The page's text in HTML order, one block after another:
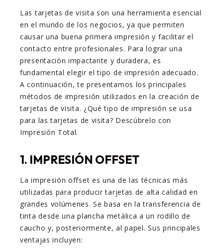
Las tarjetas de visita son una herramienta esencial
en el mundo de los negocios, ya que permiten
causar una buena primera impresión y facilitar el
contacto entre profesionales. Para lograr una
presentación impactante y duradera, es
fundamental elegir el tipo de impresión adecuado.
A continuación, te presentamos los principales
métodos de impresión utilizados en la creación de
tarjetas de visita. ¿Qué tipo de impresión se usa
para las tarjetas de visita? Descúbrelo con
Impresión Total.
1. IMPRESIÓN OFFSET
La impresión offset es una de las técnicas más
utilizadas para producir tarjetas de alta calidad en
grandes volúmenes. Se basa en la transferencia de
tinta desde una plancha metálica a un rodillo de
caucho y, posteriormente, al papel. Sus principales
ventajas incluyen: